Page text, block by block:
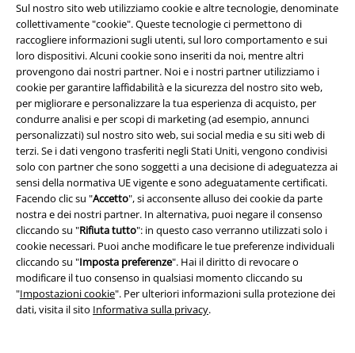
Sul nostro sito web utilizziamo cookie e altre tecnologie, denominate
collettivamente "cookie". Queste tecnologie ci permettono di
raccogliere informazioni sugli utenti, sul loro comportamento e sui
loro dispositivi. Alcuni cookie sono inseriti da noi, mentre altri
provengono dai nostri partner. Noi e i nostri partner utilizziamo i
cookie per garantire laffidabilità e la sicurezza del nostro sito web,
per migliorare e personalizzare la tua esperienza di acquisto, per
condurre analisi e per scopi di marketing (ad esempio, annunci
personalizzati) sul nostro sito web, sui social media e su siti web di
terzi. Se i dati vengono trasferiti negli Stati Uniti, vengono condivisi
solo con partner che sono soggetti a una decisione di adeguatezza ai
sensi della normativa UE vigente e sono adeguatamente certificati.
Facendo clic su "Accetto", si acconsente alluso dei cookie da parte
nostra e dei nostri partner. In alternativa, puoi negare il consenso
cliccando su "Rifiuta tutto": in questo caso verranno utilizzati solo i
cookie necessari. Puoi anche modificare le tue preferenze individuali
cliccando su "Imposta preferenze". Hai il diritto di revocare o
modificare il tuo consenso in qualsiasi momento cliccando su
"Impostazioni cookie". Per ulteriori informazioni sulla protezione dei
dati, visita il sito Informativa sulla privacy.
Sostenibilità
Seguici online!